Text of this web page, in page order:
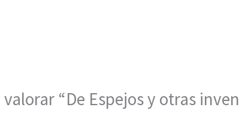
“De Espejos y otras